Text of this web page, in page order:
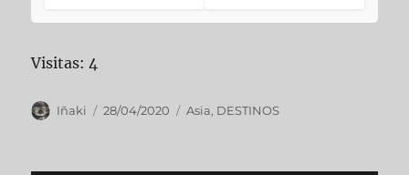
Visitas: 4
Autor
Iñaki
Publicado
28/04/2020 Categorías
Asia, DESTINOS